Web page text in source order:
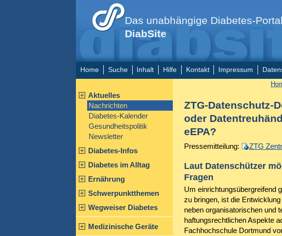
Das unabhängige Diabetes-Portal
DiabSite
Home Suche Inhalt Hilfe Kontakt Impressum
Aktuelles
Nachrichten
Diabetes-Kalender
Gesundheitspolitik
Newsletter
Diabetes-Infos
Diabetes im Alltag
Ernährung
Schwerpunktthemen
Wegweiser Diabetes
Medizinische Geräte
ZTG-Datenschutz-
oder
eEPA?
Pressemitteilung: ZTG
Laut Datenschützer
Fragen
Um einrichtungsübergreifend
zu bringen, ist die
neben organisatorischen und
haftungsrechtlichen Aspekte
Fachhochschule Dortmund